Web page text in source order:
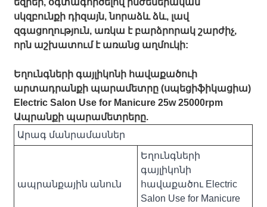
եզրեր, օգտագործելով ինժեներական
սկզբունքի դիզայն, նորաձև ձև, լավ
զգացողություն, առկա է բարձրորակ շարժիչ,
որն աշխատում է առանց աղմուկի:
Եղունգների գայլիկոնի հավաքածուի
արտադրանքի պարամետրը (սպեցիֆիկացիա)
Electric Salon Use for Manicure 25w 25000rpm
Ապրանքի պարամետրերը.
Արագ մանրամասներ
ապրանքային անուն
Եղունգների
գայլիկոնի
հավաքածու Electric
Salon Use for Manicure